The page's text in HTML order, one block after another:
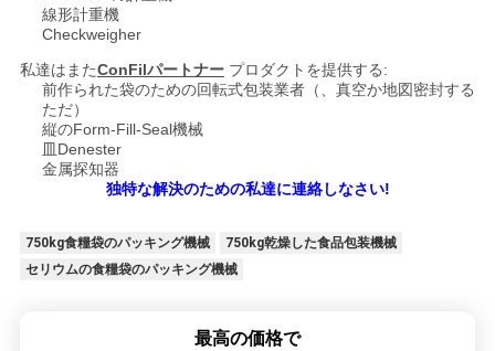
PRIVACY
POLICY
線形計重機
Checkweigher
私達はまたConFilパートナープロダクトを提供する:
前作られた袋のための回転式包装業者（、真空か地図密封する
ただ）
縦のForm-Fill-Seal機械
皿Denester
金属探知器
独特な解決のための私達に連絡しなさい!
750kg食糧袋のパッキング機械
750kg乾燥した食品包装機械
セリウムの食糧袋のパッキング機械
最高の価格で